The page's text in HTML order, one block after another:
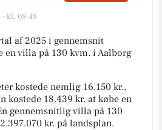
- kl. 08:48
af 2025 i gennemsnit
en villa på 130 kvm. i Aalborg
kostede nemlig 16.150 kr.,
kostede 18.439 kr. at købe en
gennemsnitlig villa på 130
kr. på landsplan.